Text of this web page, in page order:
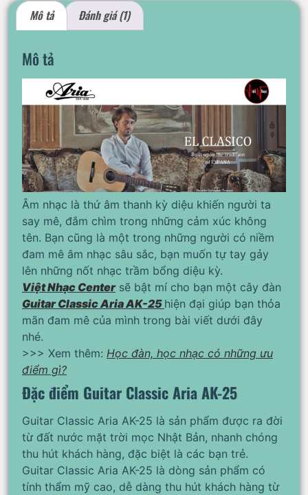
Mô tả Đánh giá (1)
Mô tả
Âm nhạc là thứ âm thanh kỳ diệu khiến người ta
say mê, đắm chìm trong những cảm xúc không
tên. Bạn cũng là một trong những người có niềm
đam mê âm nhạc sâu sắc, bạn muốn tự tay gảy
lên những nốt nhạc trầm bổng diệu kỳ.
Việt Nhạc Center sẽ bật mí cho bạn một cây đàn
Guitar Classic Aria AK-25 hiện đại giúp bạn thỏa
mãn đam mê của mình trong bài viết dưới đây
nhé.
>>> Xem thêm: Học đàn, học nhạc có những ưu
điểm gì?
Đặc điểm Guitar Classic Aria AK-25
Guitar Classic Aria AK-25 là sản phẩm được ra đời
từ đất nước mặt trời mọc Nhật Bản, nhanh chóng
thu hút khách hàng, đặc biệt là các bạn trẻ.
Guitar Classic Aria AK-25 là dòng sản phẩm có
tính thẩm mỹ cao, dễ dàng thu hút khách hàng từ